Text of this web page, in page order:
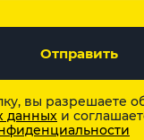
Отправить
вы разрешаете
данных и